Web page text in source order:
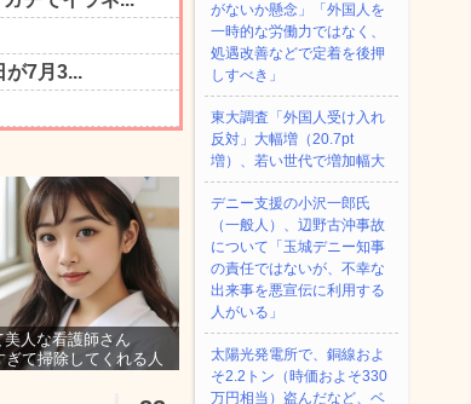
人な看護師さん
ぎて掃除してくれる人
がないか懸念」「外国人を
一時的な労働力ではなく、
処遇改善などで定着を後押
しすべき」
東大調査「外国人受け入れ
反対」大幅増（20.7pt
増）、若い世代で増加幅大
デニー支援の小沢一郎氏
（一般人）、辺野古沖事故
について「玉城デニー知事
の責任ではないが、不幸な
出来事を悪宣伝に利用する
人がいる」
太陽光発電所で、銅線およ
そ2.2トン（時価およそ330
万円相当）盗んだなど、ベ